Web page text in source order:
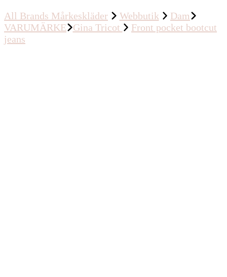
All Brands Mårkeskläder Webbutik
Dam
VARUMÄRKE
Gina Tricot
Front pocket bootcut
jeans